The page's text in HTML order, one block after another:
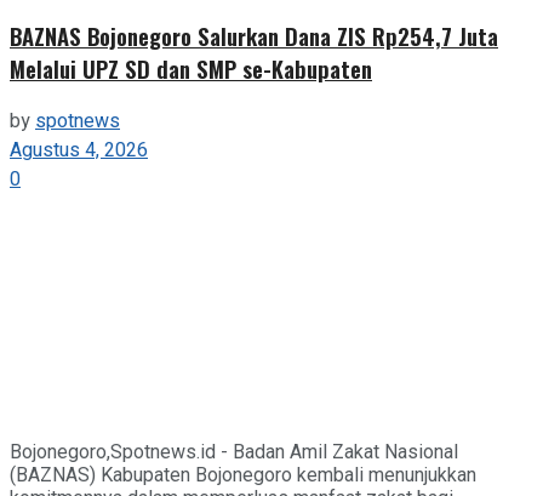
BAZNAS Bojonegoro Salurkan Dana ZIS Rp254,7 Juta
Melalui UPZ SD dan SMP se-Kabupaten
byspotnews
Agustus 4, 2026
0
Bojonegoro,Spotnews.id - Badan Amil Zakat Nasional
(BAZNAS) Kabupaten Bojonegoro kembali menunjukkan